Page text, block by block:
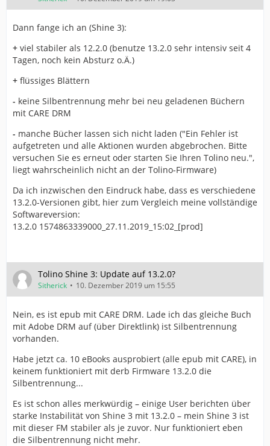
Dann fange ich an (Shine 3):
+ viel stabiler als 12.2.0 (benutze 13.2.0 sehr intensiv seit 4
Tagen, noch kein Absturz o.Ä.)
+ flüssiges Blättern
- keine Silbentrennung mehr bei neu geladenen Büchern
mit CARE DRM
- manche Bücher lassen sich nicht laden ("Ein Fehler ist
aufgetreten und alle Aktionen wurden abgebrochen. Bitte
versuchen Sie es erneut oder starten Sie Ihren Tolino neu.",
liegt wahrscheinlich nicht an der Tolino-Firmware)
Da ich inzwischen den Eindruck habe, dass es verschiedene
13.2.0-Versionen gibt, hier zum Vergleich meine vollständige
Softwareversion:
13.2.0 1574863339000_27.11.2019_15:02_[prod]
Tolino Shine 3: Update auf 13.2.0?
Sitherick 10. Dezember 2019 um 15:55
Nein, es ist epub mit CARE DRM. Lade ich das gleiche Buch
mit Adobe DRM auf (über Direktlink) ist Silbentrennung
vorhanden.
Habe jetzt ca. 10 eBooks ausprobiert (alle epub mit CARE), in
keinem funktioniert mit derb Firmware 13.2.0 die
Silbentrennung...
Es ist schon alles merkwürdig – einige User berichten über
starke Instabilität von Shine 3 mit 13.2.0 – mein Shine 3 ist
mit dieser FM stabiler als je zuvor. Nur funktioniert eben
die Silbentrennung nicht mehr.